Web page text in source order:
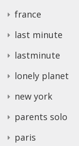
france
last minute
lastminute
lonely planet
new york
parents solo
paris